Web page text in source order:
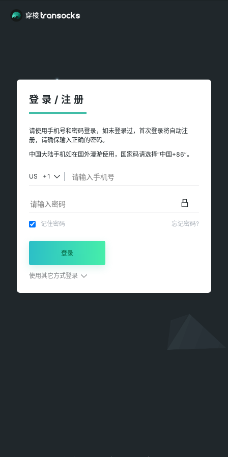
登录/注册
请使用手机号和密码登录，如未登录过，首次登录将自动注
册，请确保输入正确的密码。
中国大陆手机如在国外漫游使用，国家码请选择“中国+86”。
US +1
记住密码 忘记密码?
登录
使用其它方式登录